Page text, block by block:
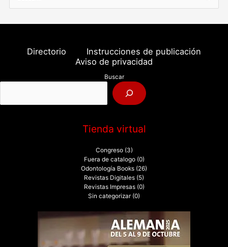
u
s
o
:
Directorio
Instrucciones de publicación
Aviso de privacidad
Buscar
Tienda virtual
Congreso (3)
Fuera de catalogo (0)
Odontología Books (26)
Revistas Digitales (5)
Revistas Impresas (0)
Sin categorizar (0)